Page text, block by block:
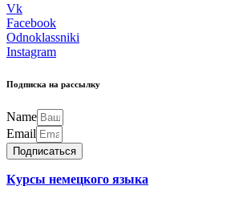
Vk
Facebook
Odnoklassniki
Instagram
Подписка на рассылку
Name
Email
Подписаться
Курсы немецкого языка